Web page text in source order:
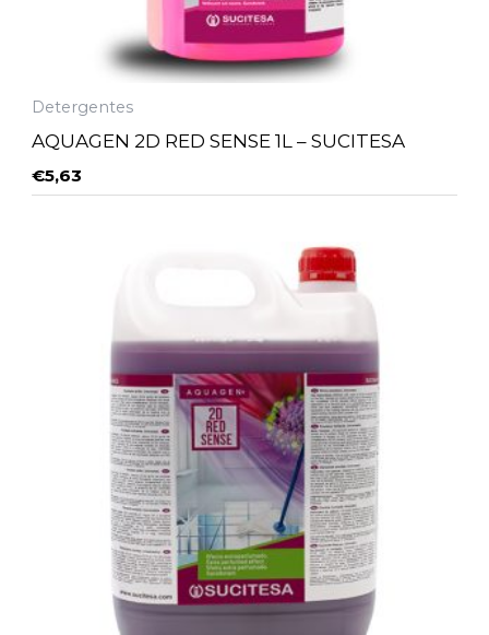
Detergentes
AQUAGEN 2D RED SENSE 1L – SUCITESA
€5,63